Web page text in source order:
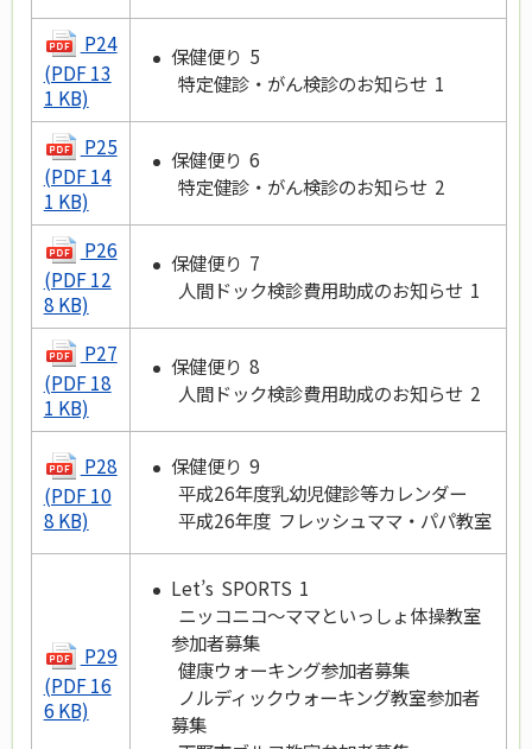
P24
(PDF 13
1 KB)
保健便り 5
特定健診・がん検診のお知らせ 1
P25
(PDF 14
1 KB)
保健便り 6
特定健診・がん検診のお知らせ 2
P26
(PDF 12
8 KB)
保健便り 7
人間ドック検診費用助成のお知らせ 1
P27
(PDF 18
1 KB)
保健便り 8
人間ドック検診費用助成のお知らせ 2
P28
(PDF 10
8 KB)
保健便り 9
平成26年度乳幼児健診等カレンダー
平成26年度 フレッシュママ・パパ教室
P29
(PDF 16
6 KB)
Let’s SPORTS 1
ニッコニコ～ママといっしょ体操教室
参加者募集
健康ウォーキング参加者募集
ノルディックウォーキング教室参加者
募集